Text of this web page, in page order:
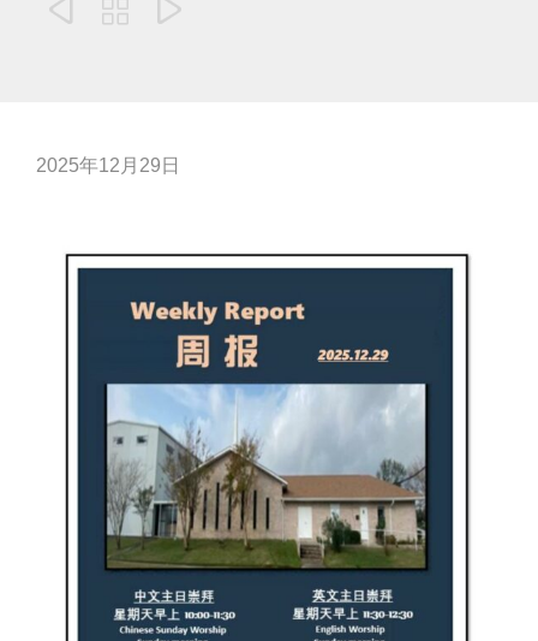
  
2025年12月29日